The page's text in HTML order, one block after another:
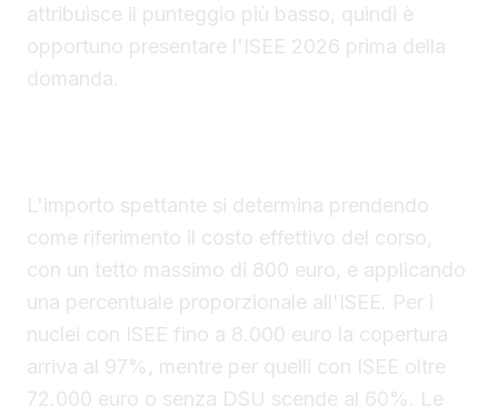
attribuisce il punteggio più basso, quindi è
opportuno presentare l'ISEE 2026 prima della
domanda.
L'importo spettante si determina prendendo
come riferimento il costo effettivo del corso,
con un tetto massimo di 800 euro, e applicando
una percentuale proporzionale all'ISEE. Per i
nuclei con ISEE fino a 8.000 euro la copertura
arriva al 97%, mentre per quelli con ISEE oltre
72.000 euro o senza DSU scende al 60%. Le